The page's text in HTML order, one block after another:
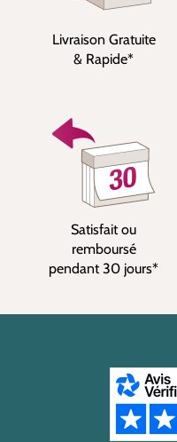
Livraison Gratuite
& Rapide*
Satisfait ou
remboursé
pendant 30 jours*